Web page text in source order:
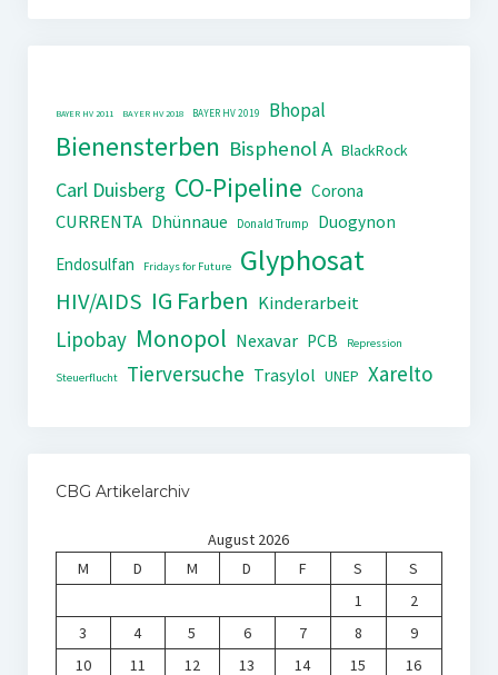
BAYER HV 2011 BAYER HV 2018 BAYER HV 2019 Bhopal
Bienensterben Bisphenol A BlackRock
Carl Duisberg CO-Pipeline Corona
CURRENTA Dhünnaue Donald Trump
Duogynon
Endosulfan
Fridays for Future Glyphosat
HIV/AIDS IG Farben Kinderarbeit
Lipobay Monopol Nexavar PCB Repression
Steuerflucht Tierversuche Trasylol UNEP Xarelto
CBG Artikelarchiv
August 2026
M
D M D F S
S
1
2
3
4 5 6 7 8
9
10
11 12 13 14 15 16